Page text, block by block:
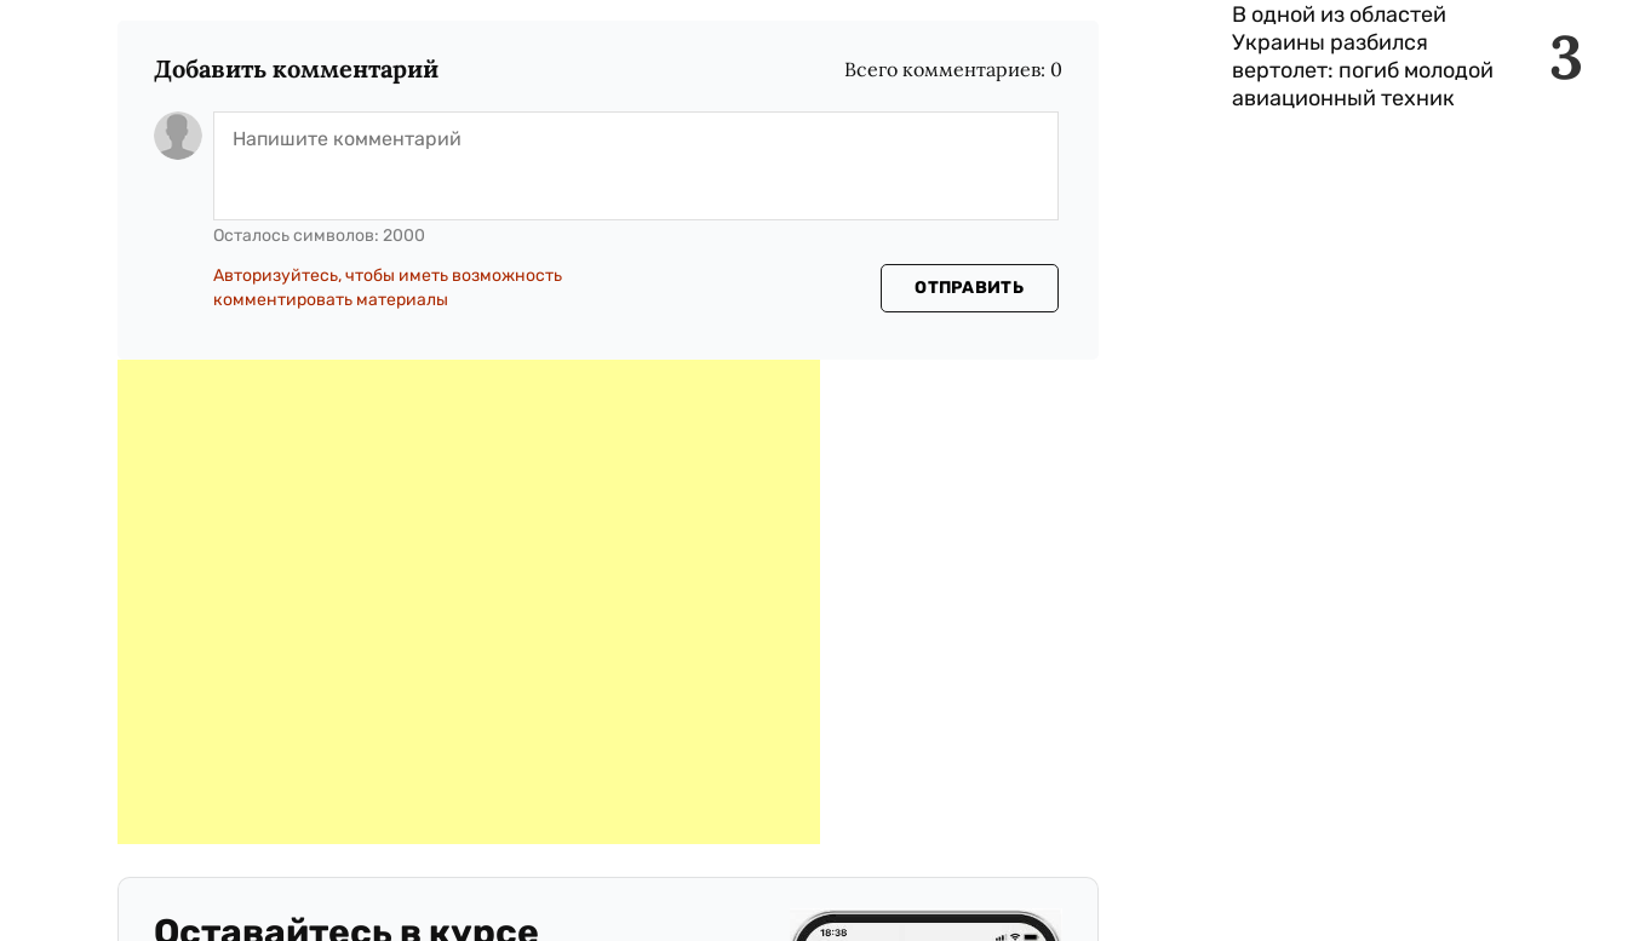
Добавить комментарий Всего комментариев: 0
Осталось символов: 2000
Авторизуйтесь, чтобы иметь возможность
комментировать материалы
ОТПРАВИТЬ
3
В одной из областей
Украины разбился
вертолет: погиб молодой
авиационный техник